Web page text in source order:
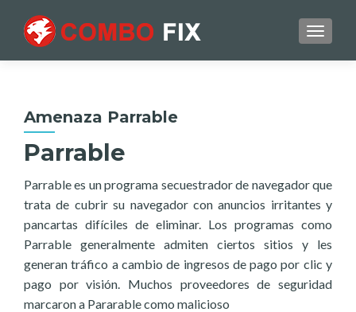
Amenaza Parrable
Parrable
Parrable es un programa secuestrador de navegador que
trata de cubrir su navegador con anuncios irritantes y
pancartas difíciles de eliminar. Los programas como
Parrable generalmente admiten ciertos sitios y les
generan tráfico a cambio de ingresos de pago por clic y
pago por visión. Muchos proveedores de seguridad
marcaron a Pararable como malicioso